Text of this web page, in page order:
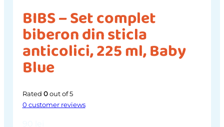
BIBS – Set complet
biberon din sticla
anticolici, 225 ml, Baby
Blue
Rated 0out of 5
0 customer reviews